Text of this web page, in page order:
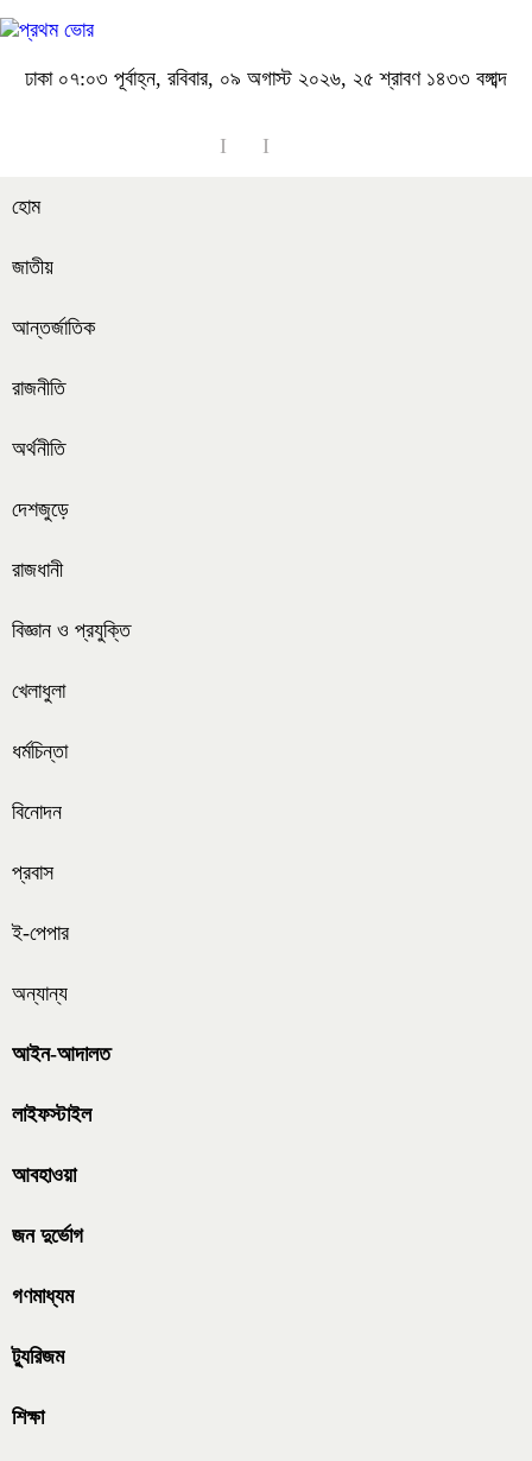
ঢাকা ০৭:০৩ পূর্বাহ্ন, রবিবার, ০৯ অগাস্ট ২০২৬, ২৫ শ্রাবণ ১৪৩৩ বঙ্গাব্দ
হোম
জাতীয়
আন্তর্জাতিক
রাজনীতি
অর্থনীতি
দেশজুড়ে
রাজধানী
বিজ্ঞান ও প্রযুক্তি
খেলাধুলা
ধর্মচিন্তা
বিনোদন
প্রবাস
ই-পেপার
অন্যান্য
আইন-আদালত
লাইফস্টাইল
আবহাওয়া
জন দুর্ভোগ
গণমাধ্যম
ট্যুরিজম
শিক্ষা